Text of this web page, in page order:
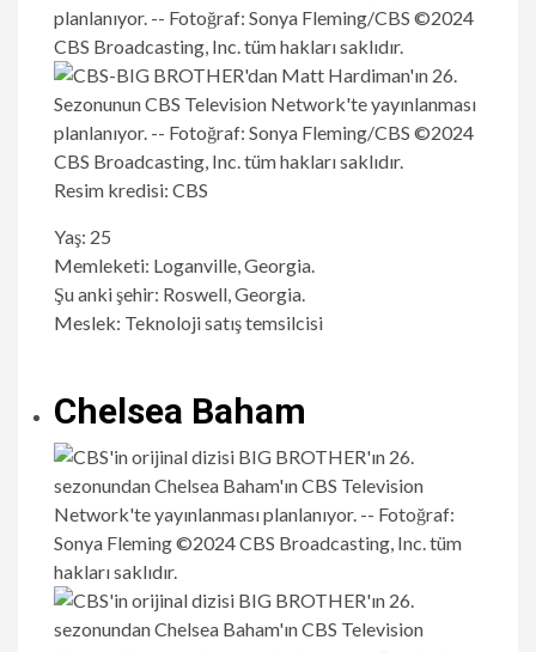
Resim kredisi: CBS
Yaş: 25
Memleketi: Loganville, Georgia.
Şu anki şehir: Roswell, Georgia.
Meslek: Teknoloji satış temsilcisi
Chelsea Baham